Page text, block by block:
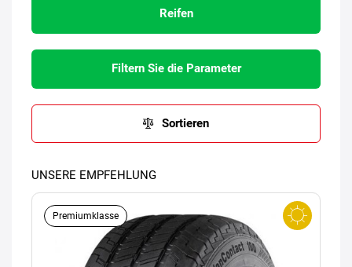
Reifen
Filtern Sie die Parameter
Sortieren
UNSERE EMPFEHLUNG
Premiumklasse